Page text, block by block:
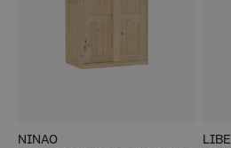
NINAO LIBE